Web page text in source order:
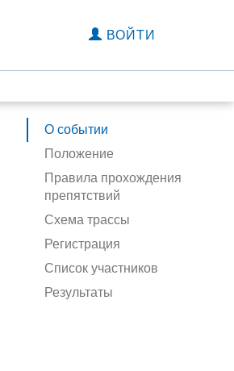
ВОЙТИ
О событии
Положение
Правила прохождения
препятствий
Схема трассы
Регистрация
Список участников
Результаты